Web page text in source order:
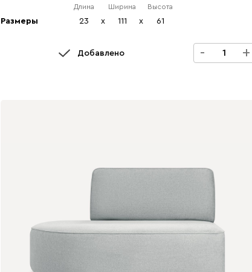
Размеры
Длина
23 x
Ширина
111 x
Высота
61
Добавлено - +